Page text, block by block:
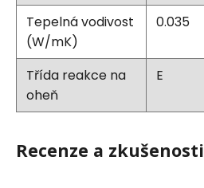
Tepelná vodivost
(W/mK)
0.035
Třída reakce na
oheň
E
Recenze a zkušenosti